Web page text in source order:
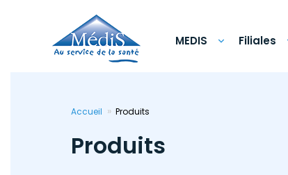
MEDIS Filiales
Accueil Produits
Produits